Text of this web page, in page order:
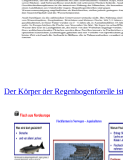
Der Körper der Regenbogenforelle